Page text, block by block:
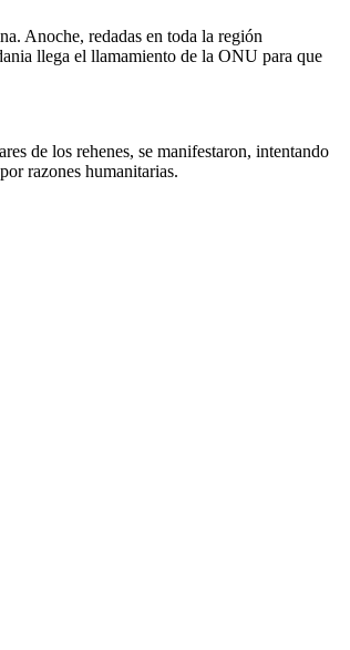
Anoche, redadas en toda la región
llega el llamamiento de la ONU para que
de los rehenes, se manifestaron, intentando
razones humanitarias.